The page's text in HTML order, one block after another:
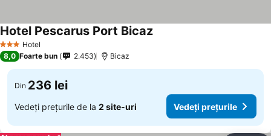
3 SteleHotel
Hotel Pescarus Port Bicaz
8,0 Foarte bun 2.453 Bicaz
Din 236 lei
Vedeți prețurile de la 2 site-uri Vedeți prețurile